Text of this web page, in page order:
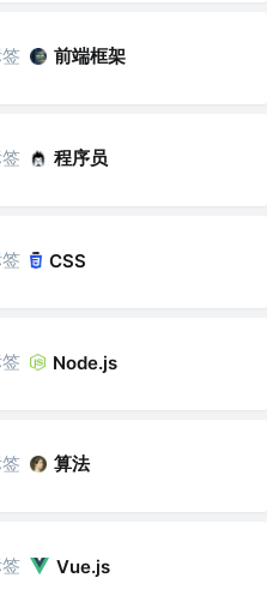
前端框架
程序员
CSS
Node.js
算法
Vue.js